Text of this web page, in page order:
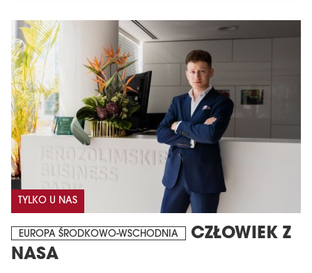
TYLKO U NAS
EUROPA ŚRODKOWO-WSCHODNIA
CZŁOWIEK Z
NASA